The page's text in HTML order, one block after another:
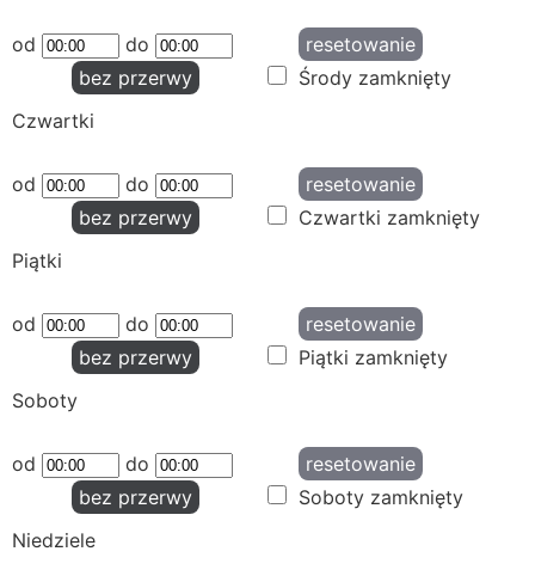
od do
resetowanie
bez przerwy
Środy zamknięty
Czwartki
od do
resetowanie
bez przerwy
Czwartki zamknięty
Piątki
od do
resetowanie
bez przerwy
Piątki zamknięty
Soboty
od do
resetowanie
bez przerwy
Soboty zamknięty
Niedziele